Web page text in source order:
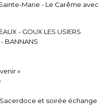
Marie - Le Carême avec
- GOUX LES USIERS
BANNANS
»
et soirée échange